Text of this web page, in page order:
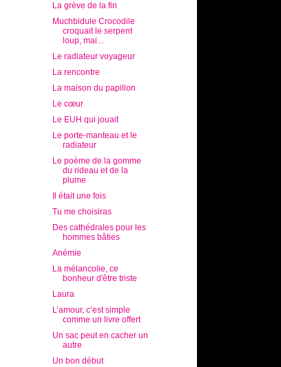
La grève de la fin
Muchbidule Crocodile
croquait le serpent
loup, mai...
Le radiateur voyageur
La rencontre
La maison du papillon
Le cœur
Le EUH qui jouait
Le porte-manteau et le
radiateur
Le poème de la gomme
du rideau et de la
plume
Il était une fois
Tu me choisiras
Des cathédrales pour les
hommes bâties
Anémie
La mélancolie, ce
bonheur d'être triste
Laura
L’amour, c’est simple
comme un livre offert
Un sac peut en cacher un
autre
Un bon début